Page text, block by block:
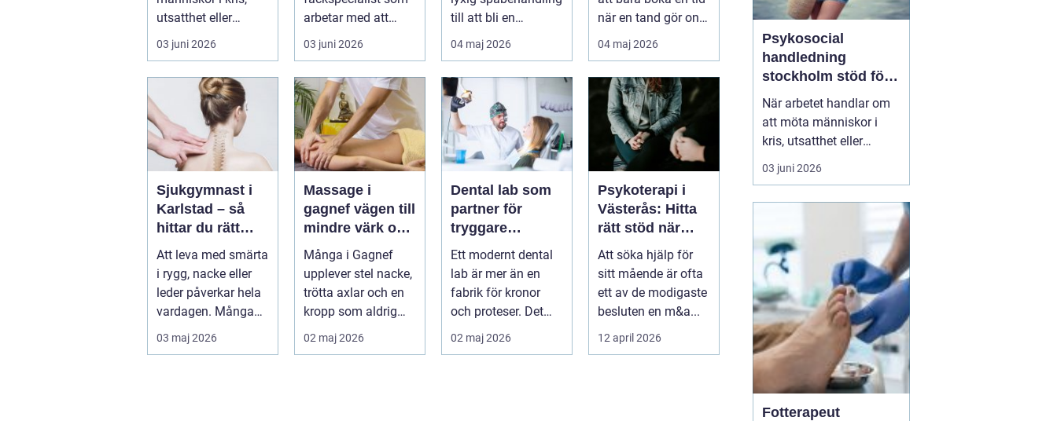
utsatthet eller
beroende prövas
både yrkesrollen o...
03 juni 2026
arbetar med att
förebygga,
behandla och lindra
problem...
03 juni 2026
till att bli en
självklar del av
mångas vardag...
04 maj 2026
när en tand gör ont.
En bra
tandvårdskli...
04 maj 2026
Sjukgymnast i
Karlstad – så
hittar du rätt
hjälp för smärta
och rehab
Att leva med smärta
i rygg, nacke eller
leder påverkar hela
vardagen. Många
03 maj 2026
Massage i
gagnef vägen till
mindre värk och
mer
vardagsenergi
Många i Gagnef
upplever stel nacke,
trötta axlar och en
kropp som aldrig
riktigt hinner
återhämta si...
02 maj 2026
Dental lab som
partner för
tryggare
tandvård
Ett modernt dental
lab är mer än en
fabrik för kronor
och proteser. Det
fungerar som en
förlängning ...
02 maj 2026
Psykoterapi i
Västerås: Hitta
rätt stöd när
livet skaver
Att söka hjälp för
sitt mående är ofta
ett av de modigaste
besluten en m&a...
12 april 2026
Psykosocial
handledning
stockholm stöd för
hållbart arbete med
människor
När arbetet handlar om
att möta människor i
kris, utsatthet eller
beroende prövas både
yrkesrollen och den egna
socialtjänst, skola,
omsorg, HVB, öppenvård
eller rättsväsende känner
igen kombinationen av
höga krav, kompl...
03 juni 2026
Fotterapeut